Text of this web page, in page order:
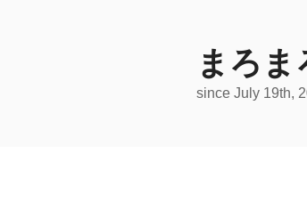
まろま
since July 19th,